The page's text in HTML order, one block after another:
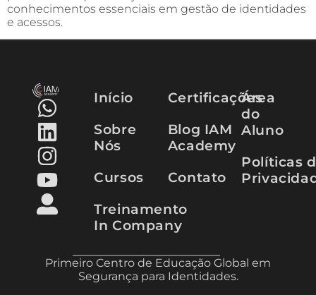
conhecimentos essenciais em gestão de identidades
e acessos.
Início
Sobre
Nós
Cursos
Treinamento
In Company
Certificações
Blog IAM
Academy
Contato
Área
do
Aluno
Políticas
Primeiro Centro de Educação Global em
Segurança para Identidades.